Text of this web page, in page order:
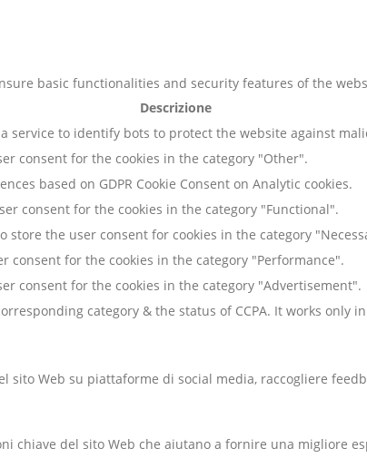
basic functionalities and security features of the
Descrizione
service to identify bots to protect the website against
consent for the cookies in the category "Other".
based on GDPR Cookie Consent on Analytic cookies.
consent for the cookies in the category "Functional".
store the user consent for cookies in the category
consent for the cookies in the category "Performance".
consent for the cookies in the category "Advertisement".
category & the status of CCPA. It works only
Web su piattaforme di social media, raccogliere
chiave del sito Web che aiutano a fornire una migliore